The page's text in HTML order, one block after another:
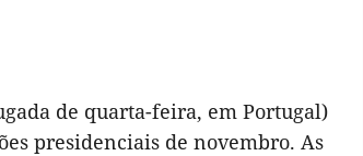
de quarta-feira, em Portugal)
presidenciais de novembro. As